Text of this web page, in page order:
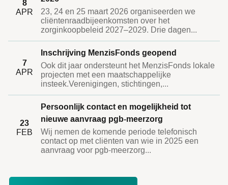
8
APR
23, 24 en 25 maart 2026 organiseerden we
cliëntenraadbijeenkomsten over het
zorginkoopbeleid 2027–2029. Drie dagen...
7
APR
Inschrijving MenzisFonds geopend
Ook dit jaar ondersteunt het MenzisFonds lokale
projecten met een maatschappelijke
insteek.Verenigingen, stichtingen,...
23
FEB
Persoonlijk contact en mogelijkheid tot
nieuwe aanvraag pgb-meerzorg
Wij nemen de komende periode telefonisch
contact op met cliënten van wie in 2025 een
aanvraag voor pgb-meerzorg...